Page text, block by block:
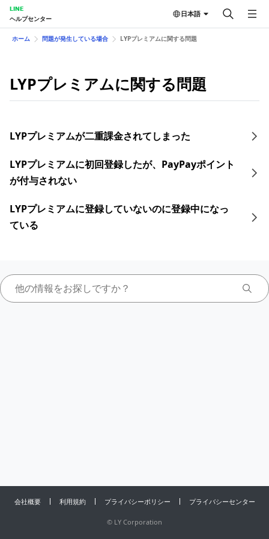
LINE
ヘルプセンター
日本語
ホーム 問題が発生している場合 LYPプレミアムに関する問題
LYPプレミアムに関する問題
LYPプレミアムが二重課金されてしまった
LYPプレミアムに初回登録したが、PayPayポイント
が付与されない
LYPプレミアムに登録していないのに登録中になっ
ている
会社概要 利用規約 プライバシーポリシー プライバシーセンター
© LY Corporation